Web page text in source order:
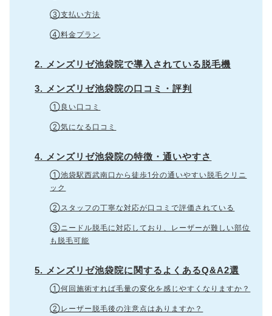
③支払い方法
④料金プラン
2. メンズリゼ池袋院で導入されている脱毛機
3. メンズリゼ池袋院の口コミ・評判
①良い口コミ
②気になる口コミ
4. メンズリゼ池袋院の特徴・通いやすさ
①池袋駅西武南口から徒歩1分の通いやすい脱毛クリニ
ック
②スタッフの丁寧な対応が口コミで評価されている
③ニードル脱毛に対応しており、レーザーが難しい部位
も脱毛可能
5. メンズリゼ池袋院に関するよくあるQ&A2選
①何回施術すれば毛量の変化を感じやすくなりますか？
②レーザー脱毛後の注意点はありますか？